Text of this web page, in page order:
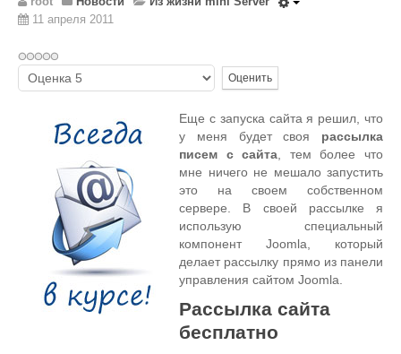
Wordpress
Общее
FAQ
Программы
Операционные системы
Общее
Новости
Из жизни mini Server
В интернете
11 апреля 2011
Пожалуйста,
оцените
Еще с запуска сайта я решил, что
у меня будет своя рассылка
писем с сайта , тем более что
мне ничего не мешало запустить
это на своем собственном
сервере. В своей рассылке я
использую специальный
компонент Joomla, который
делает рассылку прямо из панели
управления сайтом Joomla.
Рассылка сайта
бесплатно